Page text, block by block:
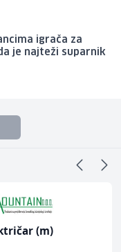
igrača za
je najteži suparnik
(m)